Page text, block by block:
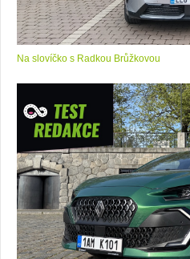
Na slovíčko s Radkou Brůžkovou